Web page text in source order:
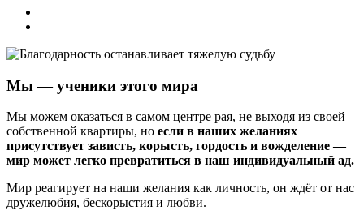
Мы — ученики этого мира
Мы можем оказаться в самом центре рая, не выходя из своей
собственной квартиры, но если в наших желаниях
присутствует зависть, корысть, гордость и вожделение —
мир может легко превратиться в наш индивидуальный ад.
Мир реагирует на наши желания как личность, он ждёт от нас
дружелюбия, бескорыстия и любви.